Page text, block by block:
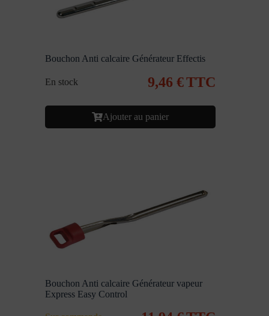
Bouchon Anti calcaire Générateur Effectis
En stock 9,46 €TTC
Ajouter au panier
Bouchon Anti calcaire Générateur vapeur
Express Easy Control